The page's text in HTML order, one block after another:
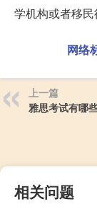
学机构或者移民
网络
上一篇
雅思考试有哪
相关问题